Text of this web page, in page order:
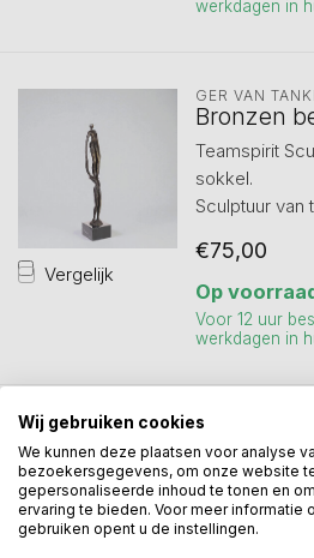
werkdagen in
Vergelijk
GER VAN
Bronzen
Teamspirit
sokkel.
Sculptuur van
€75,00
Op
Voor 12 uur
werkdagen in
GER VAN
Bronzen
bevlogen
De sculptuur
op een
Wij gebruiken cookies
We kunnen deze plaatsen voor analyse
bezoekersgegevens, om onze website
gepersonaliseerde inhoud te tonen en
ervaring te bieden. Voor meer informatie
gebruiken opent u de instellingen.